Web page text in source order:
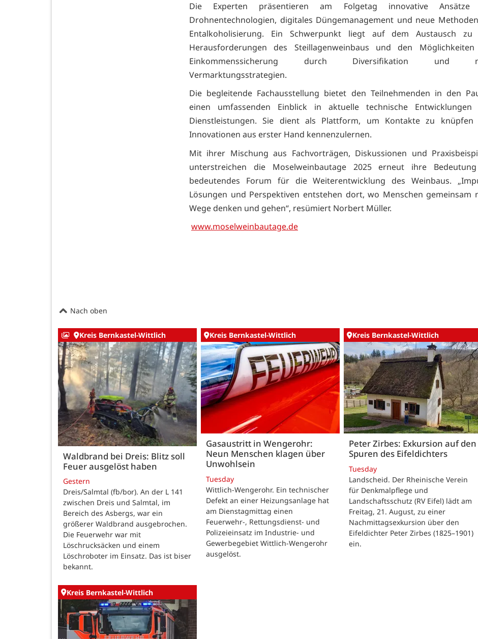
Die Experten präsentieren am Folgetag innovative Ansätze
Drohnentechnologien, digitales Düngemanagement und neue
Entalkoholisierung. Ein Schwerpunkt liegt auf dem Austausch zu
Herausforderungen des Steillagenweinbaus und den
Einkommenssicherung durch Diversifikation und
Vermarktungsstrategien.
Die begleitende Fachausstellung bietet den Teilnehmenden in den
einen umfassenden Einblick in aktuelle technische Entwicklungen
Dienstleistungen. Sie dient als Plattform, um Kontakte zu knüpfen
Innovationen aus erster Hand kennenzulernen.
Mit ihrer Mischung aus Fachvorträgen, Diskussionen und
unterstreichen die Moselweinbautage 2025 erneut ihre
bedeutendes Forum für die Weiterentwicklung des Weinbaus.
Lösungen und Perspektiven entstehen dort, wo Menschen gemeinsam
Wege denken und gehen“, resümiert Norbert Müller.
www.moselweinbautage.de
Nach oben
Kreis Bernkastel-Wittlich
Waldbrand bei Dreis: Blitz soll
Feuer ausgelöst haben
Gestern
Dreis/Salmtal (fb/bor). An der L 141
zwischen Dreis und Salmtal, im
Bereich des Asbergs, war ein
größerer Waldbrand ausgebrochen.
Die Feuerwehr war mit
Löschrucksäcken und einem
Löschroboter im Einsatz. Das ist biser
bekannt.
Kreis Bernkastel-Wittlich
Gasaustritt in Wengerohr:
Neun Menschen klagen über
Unwohlsein
Tuesday
Wittlich-Wengerohr. Ein technischer
Defekt an einer Heizungsanlage hat
am Dienstagmittag einen
Feuerwehr-, Rettungsdienst- und
Polizeieinsatz im Industrie- und
Gewerbegebiet Wittlich-Wengerohr
ausgelöst.
Kreis Bernkastel-Wittlich
Peter Zirbes: Exkursion auf den
Spuren des Eifeldichters
Tuesday
Landscheid. Der Rheinische Verein
für Denkmalpflege und
Landschaftsschutz (RV Eifel) lädt am
Freitag, 21. August, zu einer
Nachmittagsexkursion über den
Eifeldichter Peter Zirbes (1825–1901)
ein.
Kreis Bernkastel-Wittlich